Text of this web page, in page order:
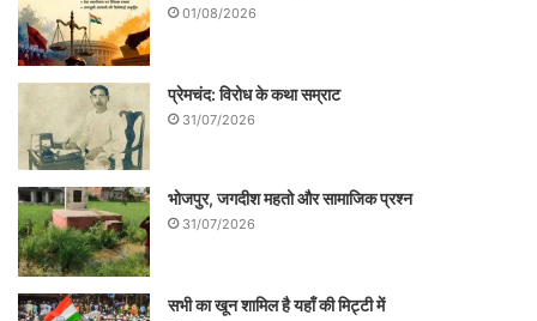
कूटनीति ही रणनिति का हिस्सा बन गया है। ऐसे लोग
अपनी बातों के जाल को इस तरह से बुनते हैं कि इससे
निकल पाना मुश्किल हो जाता है। इसलिए समय रहते
यदि हम ऐसे लोगों को रेखांकित नहीं करेंगे, तो ये लोग
समाज को गलत दिशा दिखाकर खोखला बना देगा
और देश निर्माण की ओर न बढ़कर विनाश की ओर
बढ़ेगा।
01/08/2026
प्रेमचंद: विरोध के कथा सम्राट
31/07/2026
भोजपुर, जगदीश महतो और सामाजिक प्रश्न
31/07/2026
सभी का खून शामिल है यहाँ की मिट्टी में